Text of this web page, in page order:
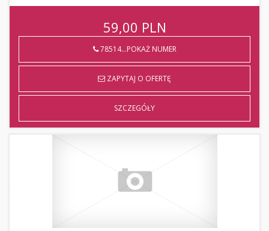
59,00 PLN
78514...POKAŻ NUMER
ZAPYTAJ O OFERTĘ
SZCZEGÓŁY